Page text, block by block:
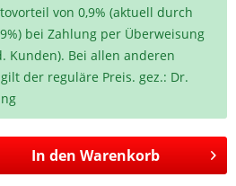
von 0,9% (aktuell durch
bei Zahlung per Überweisung
Kunden). Bei allen anderen
der reguläre Preis. gez.: Dr.
In den Warenkorb